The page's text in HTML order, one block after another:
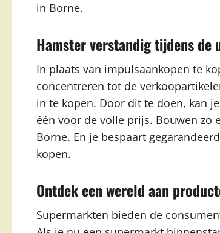
in Borne.
Hamster verstandig tijdens de
In plaats van impulsaankopen te
concentreren tot de
in te kopen. Door dit te doen, kan
één voor de volle prijs. Bouwen zo
Borne. En je bespaart
kopen.
Ontdek een wereld aan
Supermarkten bieden de